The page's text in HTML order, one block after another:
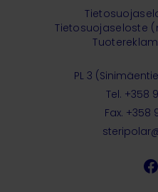
PL 3
Tel. +358
Fax. +358
Tietosuojaseloste